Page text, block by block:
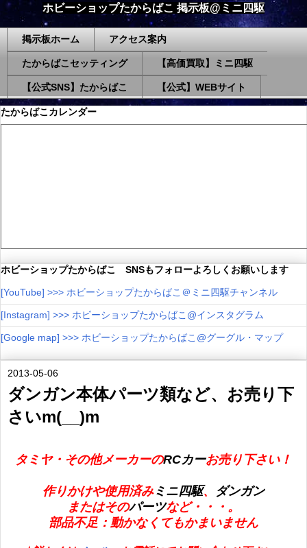
ホビーショップたからばこ 掲示板@ミニ四駆
掲示板ホーム アクセス案内
たからばこセッティング 【高価買取】ミニ四駆
【公式SNS】たからばこ 【公式】WEBサイト
たからばこカレンダー
ホビーショップたからばこ SNSもフォローよろしくお願いします
[YouTube] >>> ホビーショップたからばこ＠ミニ四駆チャンネル
[Instagram] >>> ホビーショップたからばこ@インスタグラム
[Google map] >>> ホビーショップたからばこ@グーグル・マップ
2013-05-06
ダンガン本体パーツ類など、お売り下
さいm(__)m
タミヤ・その他メーカーのRCカーお売り下さい！
作りかけや使用済みミニ四駆、
ダンガン
またはそのパーツなど・・・。
部品不足：動かなくてもかまいません